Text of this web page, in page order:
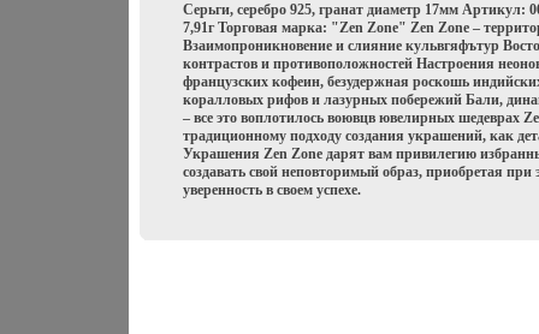
Серьги, серебро 925, гранат диаметр 17мм Артикул:
7,91г Торговая марка: "Zen Zone" Zen Zone –
Взаимопроникновение и слияние кульвгяфътур
контрастов и противоположностей Настроения
французских кофеин, безудержная роскошь
коралловых рифов и лазурных побережий Бали,
– все это воплотилось воювцв ювелирных шедеврах
традиционному подходу создания украшений, как
Украшения Zen Zone дарят вам привилегию
создавать свой неповторимый образ, приобретая при
уверенность в своем успехе.